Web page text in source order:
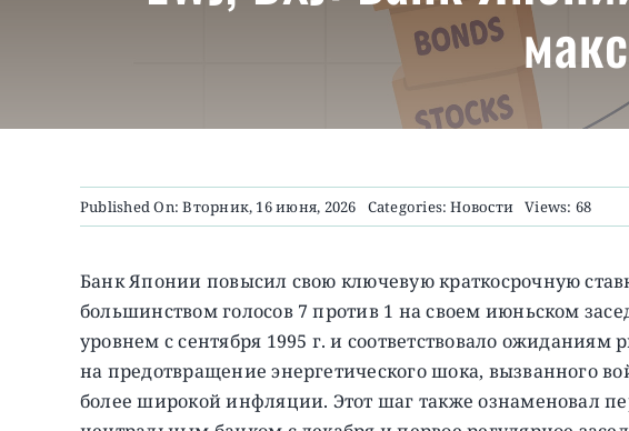
Published On: Вторник, 16 июня, 2026 Categories:Новости Views: 68
Банк Японии повысил свою ключевую краткосрочную
большинством голосов 7 против 1 на своем июньском
уровнем с сентября 1995 г. и соответствовало ожиданиям
на предотвращение энергетического шока, вызванного
более широкой инфляции. Этот шаг также ознаменовал